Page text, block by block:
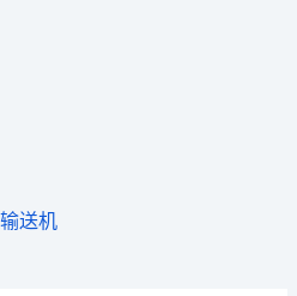
送机